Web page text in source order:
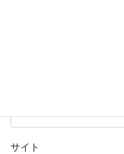
サイト